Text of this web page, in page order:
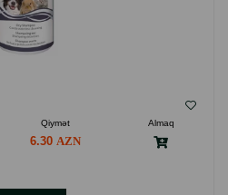
Qiymət
Almaq
6.30